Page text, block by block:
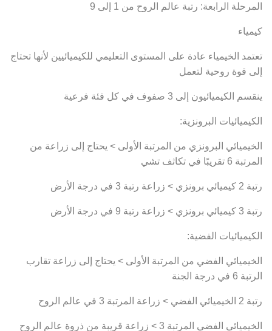
المرحلة الرابعة: رتبة عالم الروح من 1 إلى 9
كيمياء
تعتمد الخيمياء عادة على المستوى التعليمي للكيميائيين لأنها تحتاج
إلى قوة روحية لتعمل
ينقسم الكيميائيون إلى 3 صفوف في كل فئة فرعية
الكيميائيات البرونزية:
الخيميائي البرونزي من المرتبة الأولى > يحتاج إلى زراعة من
المرتبة 6 تقريبًا في تكاثف تشي
رتبة 2 كيميائي برونزي > زراعة رتبة 3 في درجة الأرض
رتبة 3 كيميائي برونزي > زراعة رتبة 9 في درجة الأرض
الكيميائيات الفضية:
الخيميائي الفضي من المرتبة الأولى > يحتاج إلى زراعة تقارب
الرتبة 6 في درجة الجنة
رتبة 2 الخيميائي الفضي > زراعة المرتبة 3 في عالم الروح
الخيميائي الفضي المرتبة 3 > زراعة قريبة من ذروة عالم الروح